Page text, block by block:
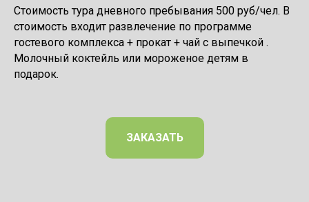
Стоимость тура дневного пребывания 500 руб/чел. В
стоимость входит развлечение по программе
гостевого комплекса + прокат + чай с выпечкой .
Молочный коктейль или мороженое детям в
подарок.
ЗАКАЗАТЬ